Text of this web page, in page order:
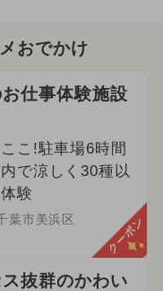
おでかけ
仕事体験施設
こ!駐車場6時間
で涼しく30種以
験
葉市美浜区 クーポン
抜群のかわい